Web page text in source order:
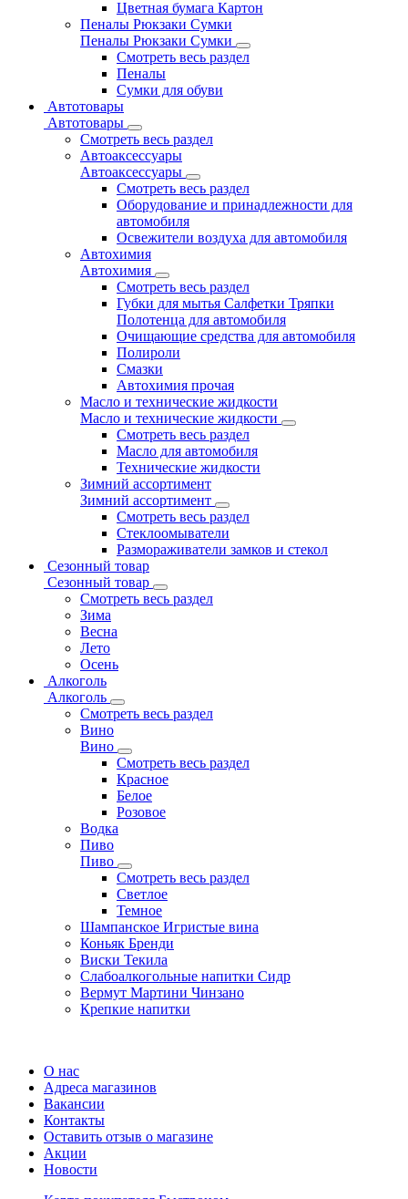
Цветная бумага Картон
Пеналы Рюкзаки Сумки
Пеналы Рюкзаки Сумки
Смотреть весь раздел
Пеналы
Сумки для обуви
Автотовары
Автотовары
Смотреть весь раздел
Автоаксессуары
Автоаксессуары
Смотреть весь раздел
Оборудование и принадлежности для
автомобиля
Освежители воздуха для автомобиля
Автохимия
Автохимия
Смотреть весь раздел
Губки для мытья Салфетки Тряпки
Полотенца для автомобиля
Очищающие средства для автомобиля
Полироли
Смазки
Автохимия прочая
Масло и технические жидкости
Масло и технические жидкости
Смотреть весь раздел
Масло для автомобиля
Технические жидкости
Зимний ассортимент
Зимний ассортимент
Смотреть весь раздел
Стеклоомыватели
Размораживатели замков и стекол
Сезонный товар
Сезонный товар
Смотреть весь раздел
Зима
Весна
Лето
Осень
Алкоголь
Алкоголь
Смотреть весь раздел
Вино
Вино
Смотреть весь раздел
Красное
Белое
Розовое
Водка
Пиво
Пиво
Смотреть весь раздел
Cветлое
Темное
Шампанское Игристые вина
Коньяк Бренди
Виски Текила
Слабоалкогольные напитки Сидр
Вермут Мартини Чинзано
Крепкие напитки
О нас
Адреса магазинов
Вакансии
Контакты
Оставить отзыв о магазине
Акции
Новости